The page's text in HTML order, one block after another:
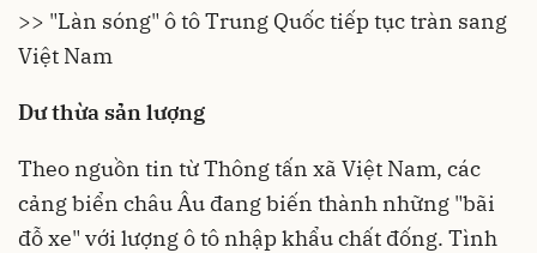
>> "Làn sóng" ô tô Trung Quốc tiếp tục tràn sang
Việt Nam
Dư thừa sản lượng
Theo nguồn tin từ Thông tấn xã Việt Nam, các
cảng biển châu Âu đang biến thành những "bãi
đỗ xe" với lượng ô tô nhập khẩu chất đống. Tình